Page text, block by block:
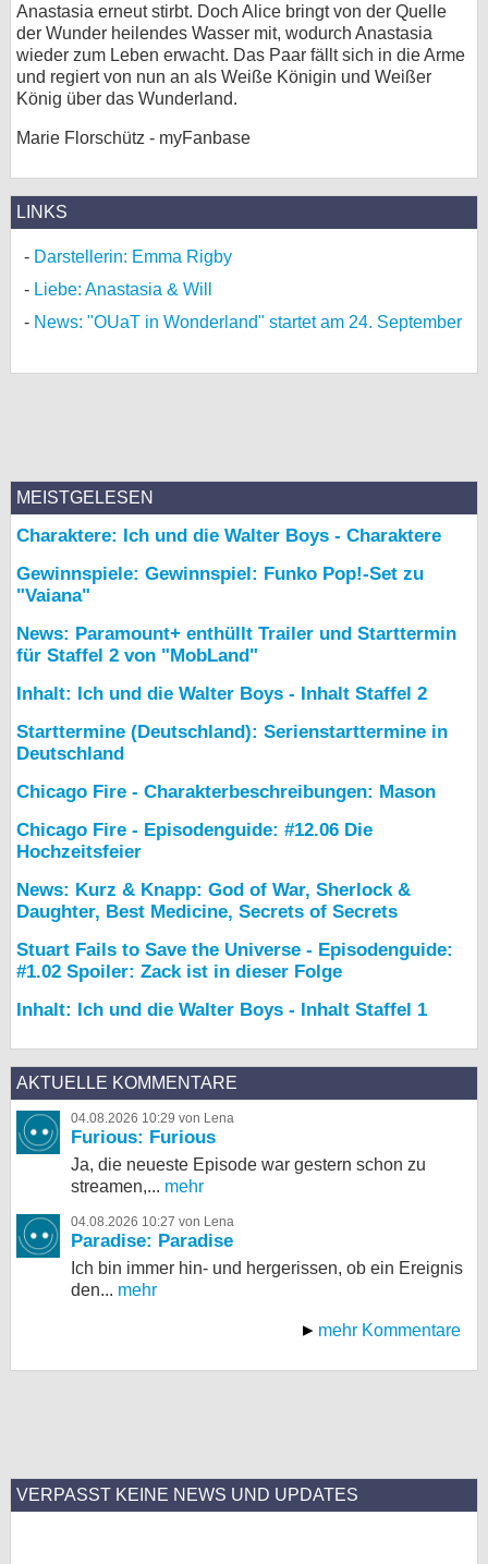
Anastasia erneut stirbt. Doch Alice bringt von der Quelle
der Wunder heilendes Wasser mit, wodurch Anastasia
wieder zum Leben erwacht. Das Paar fällt sich in die Arme
und regiert von nun an als Weiße Königin und Weißer
König über das Wunderland.
Marie Florschütz - myFanbase
LINKS
Darstellerin: Emma Rigby
Liebe: Anastasia & Will
News: "OUaT in Wonderland" startet am 24. September
MEISTGELESEN
Charaktere: Ich und die Walter Boys - Charaktere
Gewinnspiele: Gewinnspiel: Funko Pop!-Set zu
"Vaiana"
News: Paramount+ enthüllt Trailer und Starttermin
für Staffel 2 von "MobLand"
Inhalt: Ich und die Walter Boys - Inhalt Staffel 2
Starttermine (Deutschland): Serienstarttermine in
Deutschland
Chicago Fire - Charakterbeschreibungen: Mason
Chicago Fire - Episodenguide: #12.06 Die
Hochzeitsfeier
News: Kurz & Knapp: God of War, Sherlock &
Daughter, Best Medicine, Secrets of Secrets
Stuart Fails to Save the Universe - Episodenguide:
#1.02 Spoiler: Zack ist in dieser Folge
Inhalt: Ich und die Walter Boys - Inhalt Staffel 1
AKTUELLE KOMMENTARE
04.08.2026 10:29 von Lena
Furious: Furious
Ja, die neueste Episode war gestern schon zu
streamen,... mehr
04.08.2026 10:27 von Lena
Paradise: Paradise
Ich bin immer hin- und hergerissen, ob ein Ereignis
den... mehr
mehr Kommentare
VERPASST KEINE NEWS UND UPDATES